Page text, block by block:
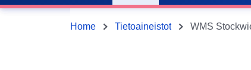
Home Tietoaineistot WMS